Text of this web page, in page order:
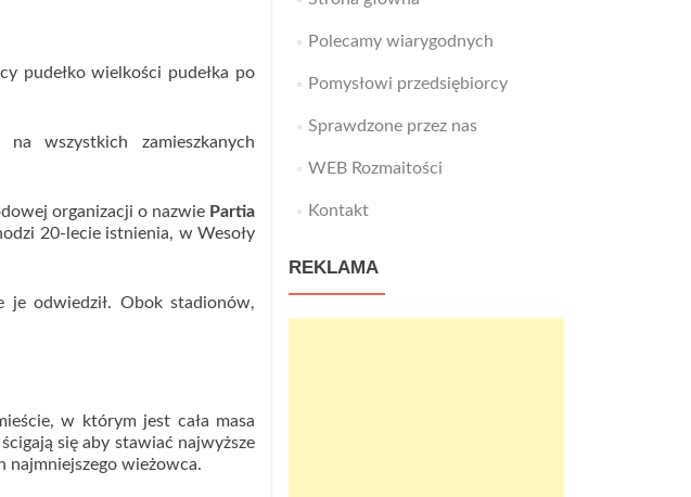
pudełko wielkości pudełka po
wszystkich zamieszkanych
organizacji o nazwie Partia
20-lecie istnienia, w Wesoły
odwiedził. Obok stadionów,
w którym jest cała masa
się aby stawiać najwyższe
najmniejszego wieżowca.
Polecamy wiarygodnych
Pomysłowi przedsiębiorcy
Sprawdzone przez nas
WEB Rozmaitości
Kontakt
REKLAMA